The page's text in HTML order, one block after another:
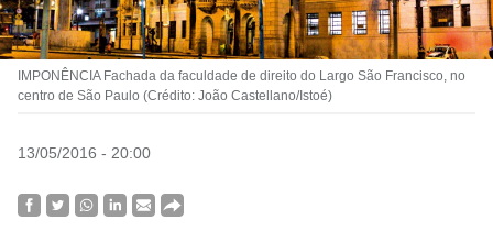
IMPONÊNCIA Fachada da faculdade de direito do Largo São Francisco, no
centro de São Paulo (Crédito: João Castellano/Istoé)
13/05/2016 - 20:00